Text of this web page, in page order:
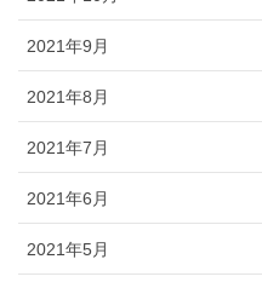
2021年9月
2021年8月
2021年7月
2021年6月
2021年5月